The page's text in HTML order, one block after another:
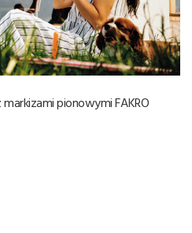
pionowymi FAKRO